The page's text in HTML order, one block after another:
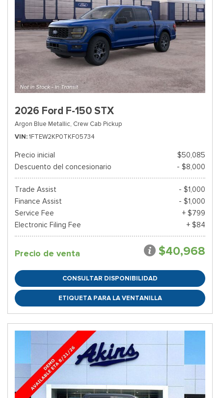
2026 Ford F-150 STX
Argon Blue Metallic, Crew Cab Pickup
VIN 1FTEW2KP0TKF05734
Precio inicial
$50,085
Descuento del concesionario
- $8,000
Trade Assist
- $1,000
Finance Assist
- $1,000
Service Fee
+ $799
Electronic Filing Fee
+ $84
Precio de venta $40,968
CONSULTAR DISPONIBILIDAD
ETIQUETA PARA LA VENTANILLA